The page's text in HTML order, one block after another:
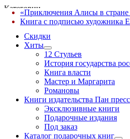
Категории
Скидки
Хиты
12 Стульев
История государства
Книга власти
Мастер и Маргарита
Романовы
Книги издательства Пан пресс
Эксклюзивные книги
Подарочные издания
Под заказ
Каталог подарочных книг
«Приключения Алисы в стране
Книга с подписью художника